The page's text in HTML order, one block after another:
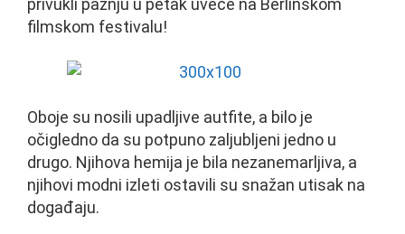
privukli pažnju u petak uveče na Berlinskom
filmskom festivalu!
Oboje su nosili upadljive autfite, a bilo je
očigledno da su potpuno zaljubljeni jedno u
drugo. Njihova hemija je bila nezanemarljiva, a
njihovi modni izleti ostavili su snažan utisak na
događaju.